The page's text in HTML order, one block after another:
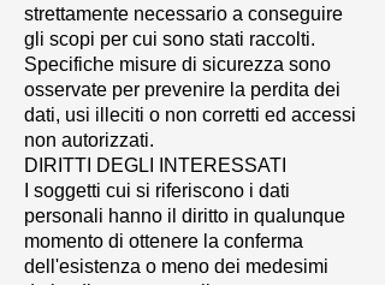
strettamente necessario a conseguire
gli scopi per cui sono stati raccolti.
Specifiche misure di sicurezza sono
osservate per prevenire la perdita dei
dati, usi illeciti o non corretti ed accessi
non autorizzati.
DIRITTI DEGLI INTERESSATI
I soggetti cui si riferiscono i dati
personali hanno il diritto in qualunque
momento di ottenere la conferma
dell'esistenza o meno dei medesimi